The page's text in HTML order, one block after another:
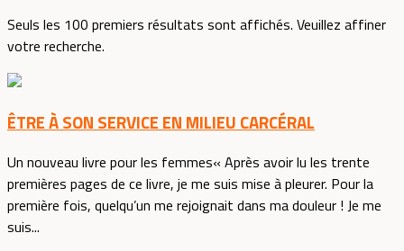
Seuls les 100 premiers résultats sont affichés. Veuillez affiner
votre recherche.
ÊTRE À SON SERVICE EN MILIEU CARCÉRAL
Un nouveau livre pour les femmes« Après avoir lu les trente
premières pages de ce livre, je me suis mise à pleurer. Pour la
première fois, quelqu’un me rejoignait dans ma douleur ! Je me
suis...